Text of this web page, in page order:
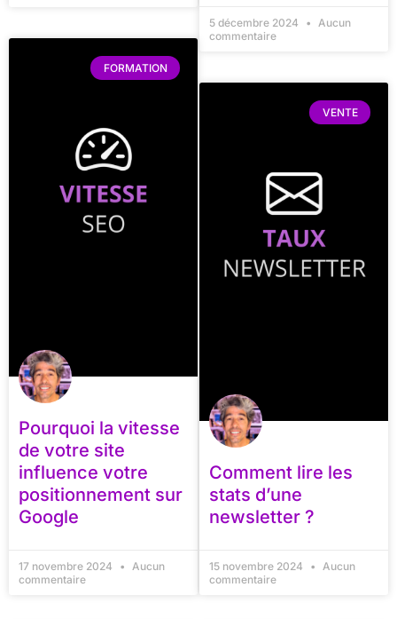
5 décembre 2024
Aucun
commentaire
FORMATION
Pourquoi la vitesse
de votre site
influence votre
positionnement sur
Google
17 novembre 2024
Aucun
commentaire
VENTE
Comment lire les
stats d’une
newsletter ?
15 novembre 2024
Aucun
commentaire